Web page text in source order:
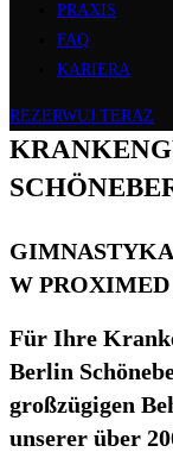
PRAXIS
FAQ
KARIERA
REZERWUJ TERAZ
W
Für Ihre
Berlin
großzügigen
unserer über